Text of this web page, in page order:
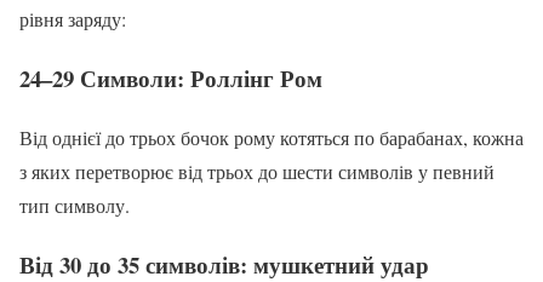
рівня заряду:
24–29 Символи: Роллінг Ром
Від однієї до трьох бочок рому котяться по барабанах, кожна
з яких перетворює від трьох до шести символів у певний
тип символу.
Від 30 до 35 символів: мушкетний удар